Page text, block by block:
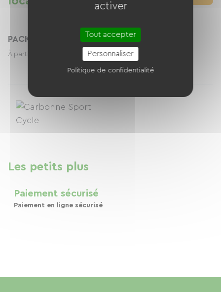
PACK SKI
À partir de 25.00 € / jour
Les petits plus
Paiement sécurisé
Paiement en ligne sécurisé
activer
Tout accepter
Personnaliser
Politique de confidentialité